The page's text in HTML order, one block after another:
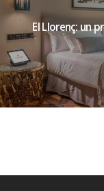
El Llorenç: un